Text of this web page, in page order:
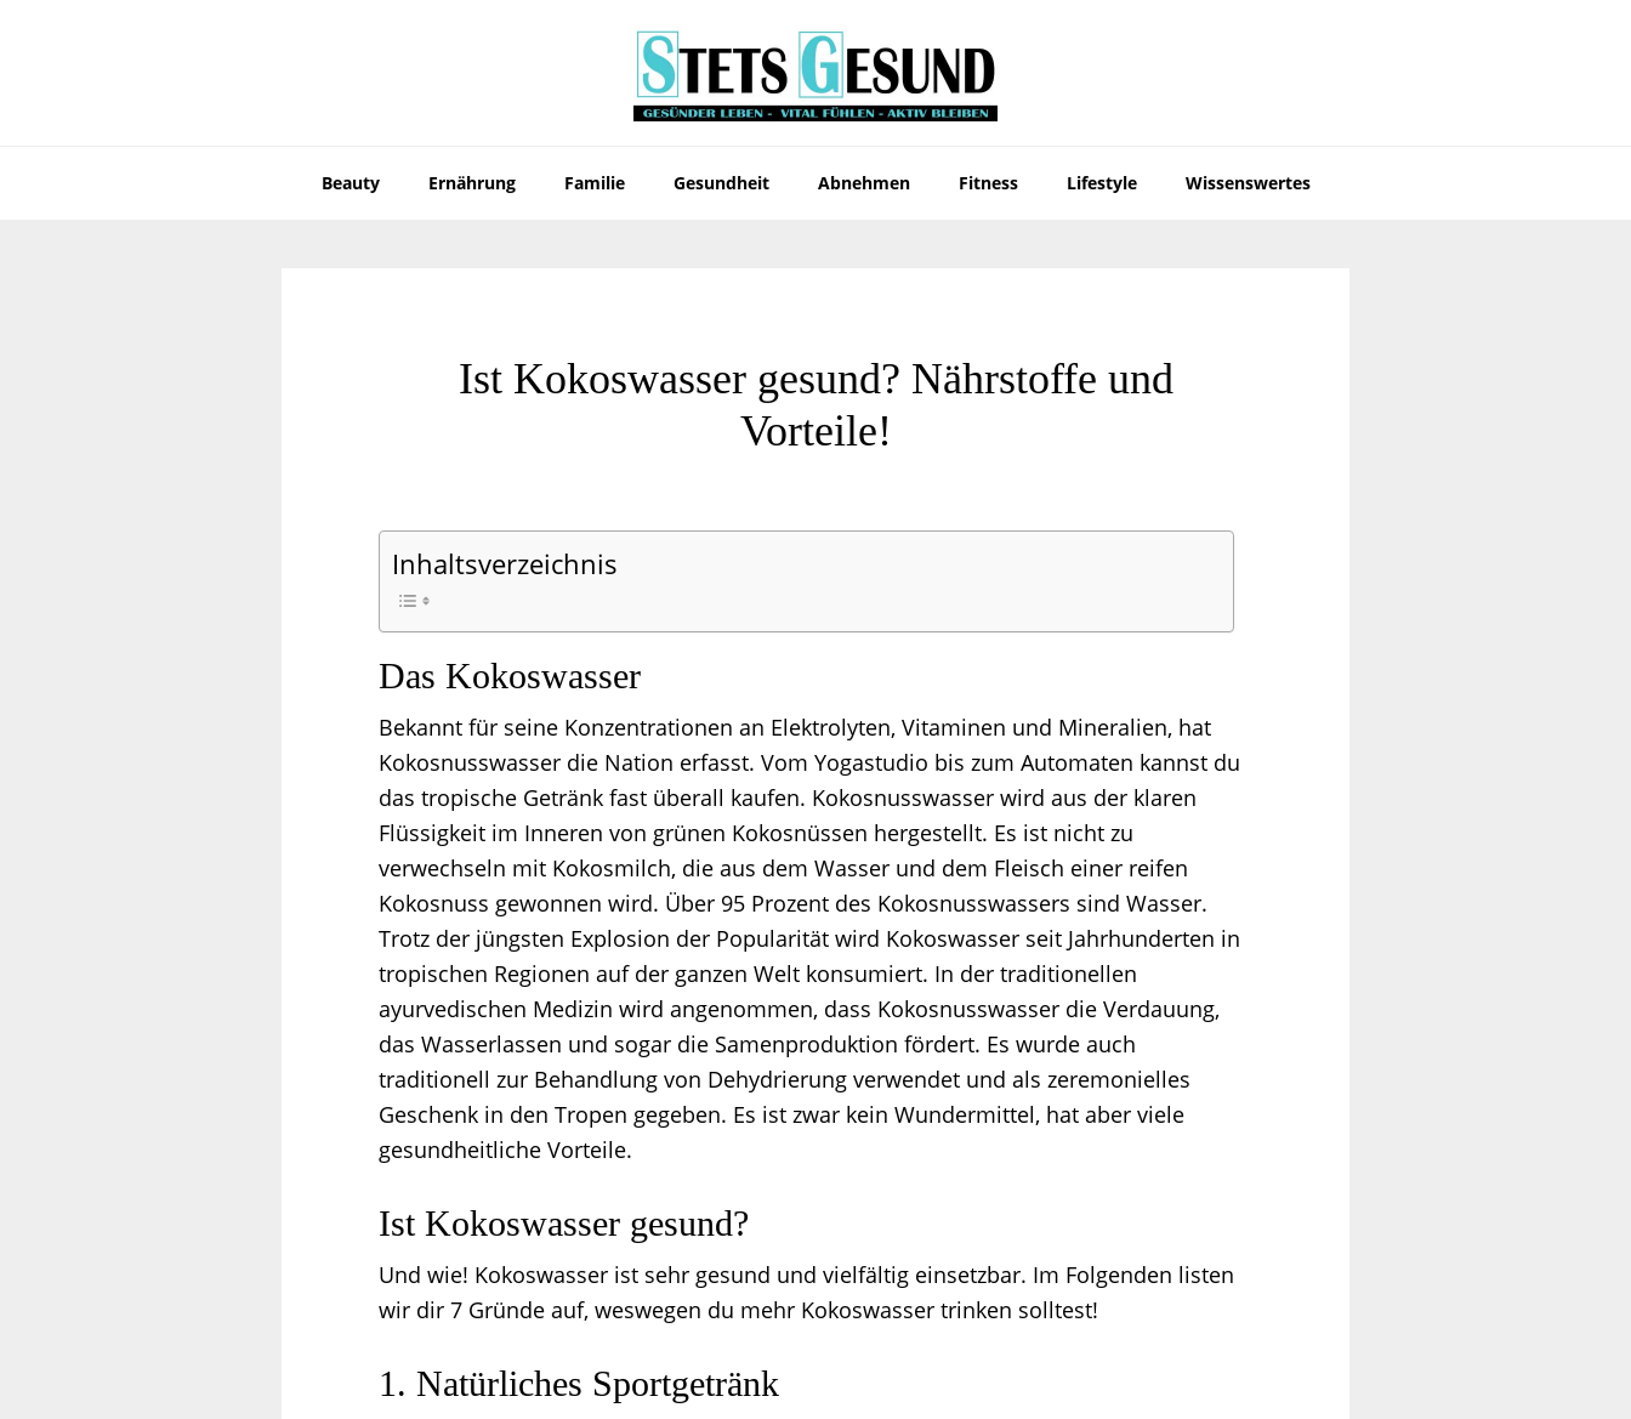
Beauty Ernährung Familie Gesundheit Abnehmen Fitness Lifestyle Wissenswertes
Ist Kokoswasser gesund? Nährstoffe und
Vorteile!
Inhaltsverzeichnis
Das Kokoswasser
Bekannt für seine Konzentrationen an Elektrolyten, Vitaminen und Mineralien, hat
Kokosnusswasser die Nation erfasst. Vom Yogastudio bis zum Automaten kannst du
das tropische Getränk fast überall kaufen. Kokosnusswasser wird aus der klaren
Flüssigkeit im Inneren von grünen Kokosnüssen hergestellt. Es ist nicht zu
verwechseln mit Kokosmilch, die aus dem Wasser und dem Fleisch einer reifen
Kokosnuss gewonnen wird. Über 95 Prozent des Kokosnusswassers sind Wasser.
Trotz der jüngsten Explosion der Popularität wird Kokoswasser seit Jahrhunderten in
tropischen Regionen auf der ganzen Welt konsumiert. In der traditionellen
ayurvedischen Medizin wird angenommen, dass Kokosnusswasser die Verdauung,
das Wasserlassen und sogar die Samenproduktion fördert. Es wurde auch
traditionell zur Behandlung von Dehydrierung verwendet und als zeremonielles
Geschenk in den Tropen gegeben. Es ist zwar kein Wundermittel, hat aber viele
gesundheitliche Vorteile.
Ist Kokoswasser gesund?
Und wie! Kokoswasser ist sehr gesund und vielfältig einsetzbar. Im Folgenden listen
wir dir 7 Gründe auf, weswegen du mehr Kokoswasser trinken solltest!
1. Natürliches Sportgetränk